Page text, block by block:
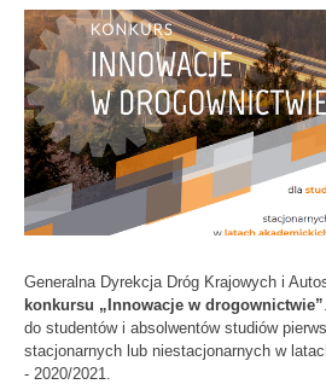
Generalna Dyrekcja Dróg Krajowych i
konkursu „Innowacje w drogownictwie”
do studentów i absolwentów studiów
stacjonarnych lub niestacjonarnych w
- 2020/2021.